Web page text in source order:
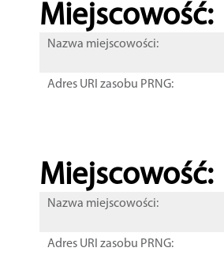
Miejscowość:
Nazwa miejscowości:
Adres URI zasobu PRNG:
Miejscowość:
Nazwa miejscowości:
Adres URI zasobu PRNG: